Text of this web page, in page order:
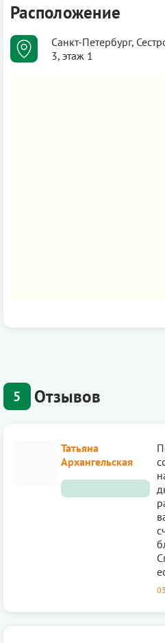
Расположение
Санкт-Петербург,
3, этаж 1
5 Отзывов
Татьяна
Архангельская